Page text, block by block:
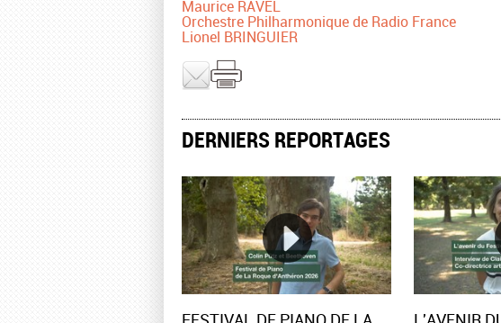
Maurice RAVEL
Orchestre Philharmonique de Radio France
Lionel BRINGUIER
DERNIERS REPORTAGES